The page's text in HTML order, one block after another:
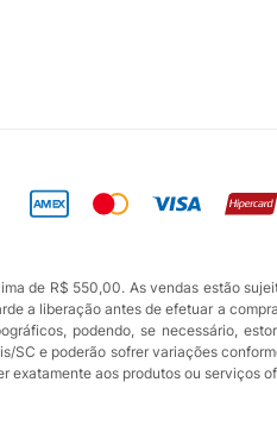
de R$ 550,00. As vendas estão
a liberação antes de efetuar a
podendo, se necessário,
SC e poderão sofrer variações
exatamente aos produtos ou serviços